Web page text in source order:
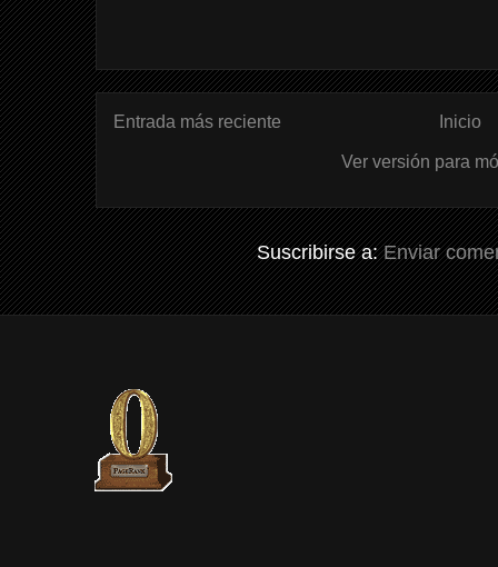
Entrada más reciente Inicio
Ver versión para
Suscribirse a:Enviar